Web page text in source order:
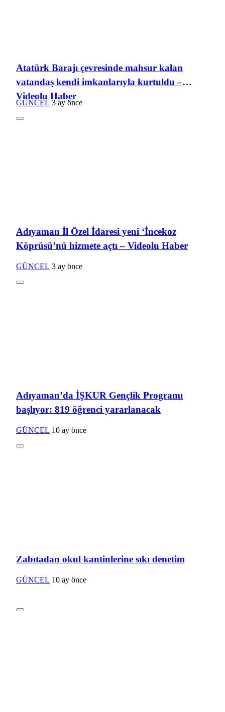
Atatürk Barajı çevresinde mahsur kalan
vatandaş kendi imkanlarıyla kurtuldu –
Videolu Haber
GÜNCEL 3 ay önce
Adıyaman İl Özel İdaresi yeni ‘İncekoz
Köprüsü’nü hizmete açtı – Videolu Haber
GÜNCEL 3 ay önce
Adıyaman’da İŞKUR Gençlik Programı
başlıyor: 819 öğrenci yararlanacak
GÜNCEL 10 ay önce
Zabıtadan okul kantinlerine sıkı denetim
GÜNCEL 10 ay önce